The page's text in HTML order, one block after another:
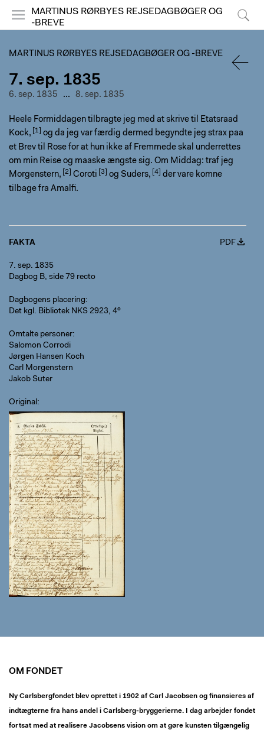
MARTINUS RØRBYES REJSEDAGBØGER OG
-BREVE
MARTINUS RØRBYES REJSEDAGBØGER OG -BREVE
7. sep. 1835
6. sep. 1835 ... 8. sep. 1835
Heele Formiddagen tilbragte jeg med at skrive til Etatsraad
Kock,
og da jeg var færdig dermed begyndte jeg strax paa
et Brev til Rose for at hun ikke af Fremmede skal underrettes
om min Reise og maaske ængste sig. Om Middag: traf jeg
Morgenstern,
Coroti og Suders,
der vare komne
tilbage fra Amalfi.
FAKTA PDF
7. sep. 1835
Dagbog B, side 79 recto
Dagbogens placering
Det kgl. Bibliotek NKS 2923, 4º
Omtalte personer
Salomon Corrodi
Jørgen Hansen Koch
Carl Morgenstern
Jakob Suter
Original
OM FONDET
Ny Carlsbergfondet blev oprettet i 1902 af Carl Jacobsen og finansieres af
indtægterne fra hans andel i Carlsberg-bryggerierne. I dag arbejder fondet
fortsat med at realisere Jacobsens vision om at gøre kunsten tilgængelig